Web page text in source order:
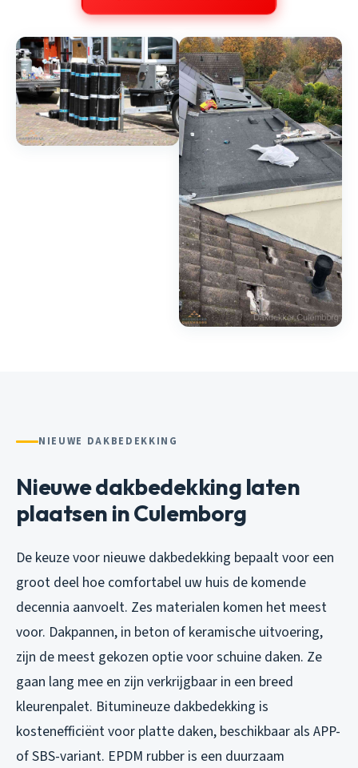
NIEUWE DAKBEDEKKING
Nieuwe dakbedekking laten
plaatsen in Culemborg
De keuze voor nieuwe dakbedekking bepaalt voor een
groot deel hoe comfortabel uw huis de komende
decennia aanvoelt. Zes materialen komen het meest
voor. Dakpannen, in beton of keramische uitvoering,
zijn de meest gekozen optie voor schuine daken. Ze
gaan lang mee en zijn verkrijgbaar in een breed
kleurenpalet. Bitumineuze dakbedekking is
kostenefficiënt voor platte daken, beschikbaar als APP-
of SBS-variant. EPDM rubber is een duurzaam